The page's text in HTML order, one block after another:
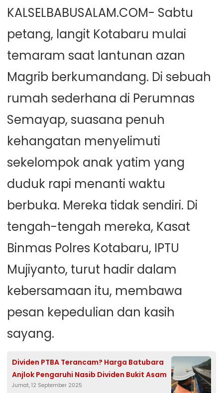
KALSELBABUSALAM.COM- Sabtu
petang, langit Kotabaru mulai
temaram saat lantunan azan
Magrib berkumandang. Di sebuah
rumah sederhana di Perumnas
Semayap, suasana penuh
kehangatan menyelimuti
sekelompok anak yatim yang
duduk rapi menanti waktu
berbuka. Mereka tidak sendiri. Di
tengah-tengah mereka, Kasat
Binmas Polres Kotabaru, IPTU
Mujiyanto, turut hadir dalam
kebersamaan itu, membawa
pesan kepedulian dan kasih
sayang.
Dividen PTBA Terancam? Harga Batubara
Anjlok Pengaruhi Nasib Dividen Bukit Asam
Jumat, 12 September 2025